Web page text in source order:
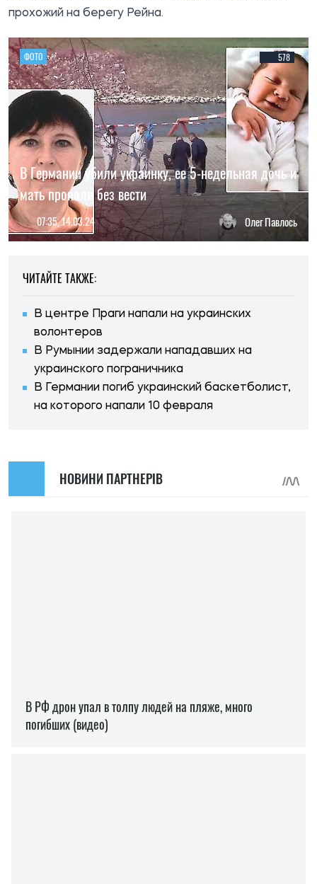
прохожий на берегу Рейна.
ФОТО 578
В Германии убили украинку, ее 5-недельная дочь и
мать пропали без вести
07:35, 14.03.24 Олег Павлось
ЧИТАЙТЕ ТАКЖЕ:
В центре Праги напали на украинских
волонтеров
В Румынии задержали нападавших на
украинского пограничника
В Германии погиб украинский баскетболист,
на которого напали 10 февраля